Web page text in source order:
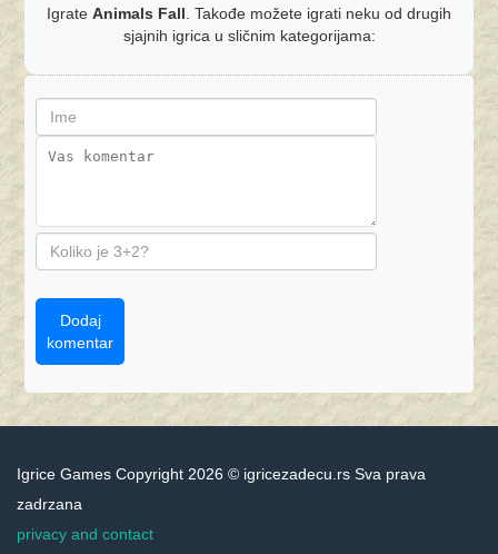
Igrate Animals Fall . Takođe možete igrati neku od drugih
sjajnih igrica u sličnim kategorijama:
Dodaj
komentar
Igrice Games Copyright 2026 © igricezadecu.rs Sva prava
zadrzana
privacy and contact